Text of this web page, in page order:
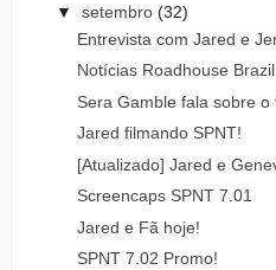
▼ setembro (32)
Entrevista com Jared e
Notícias Roadhouse
Sera Gamble fala sobre o
Jared filmando SPNT!
[Atualizado] Jared e
Screencaps SPNT 7.01
Jared e Fã hoje!
SPNT 7.02 Promo!